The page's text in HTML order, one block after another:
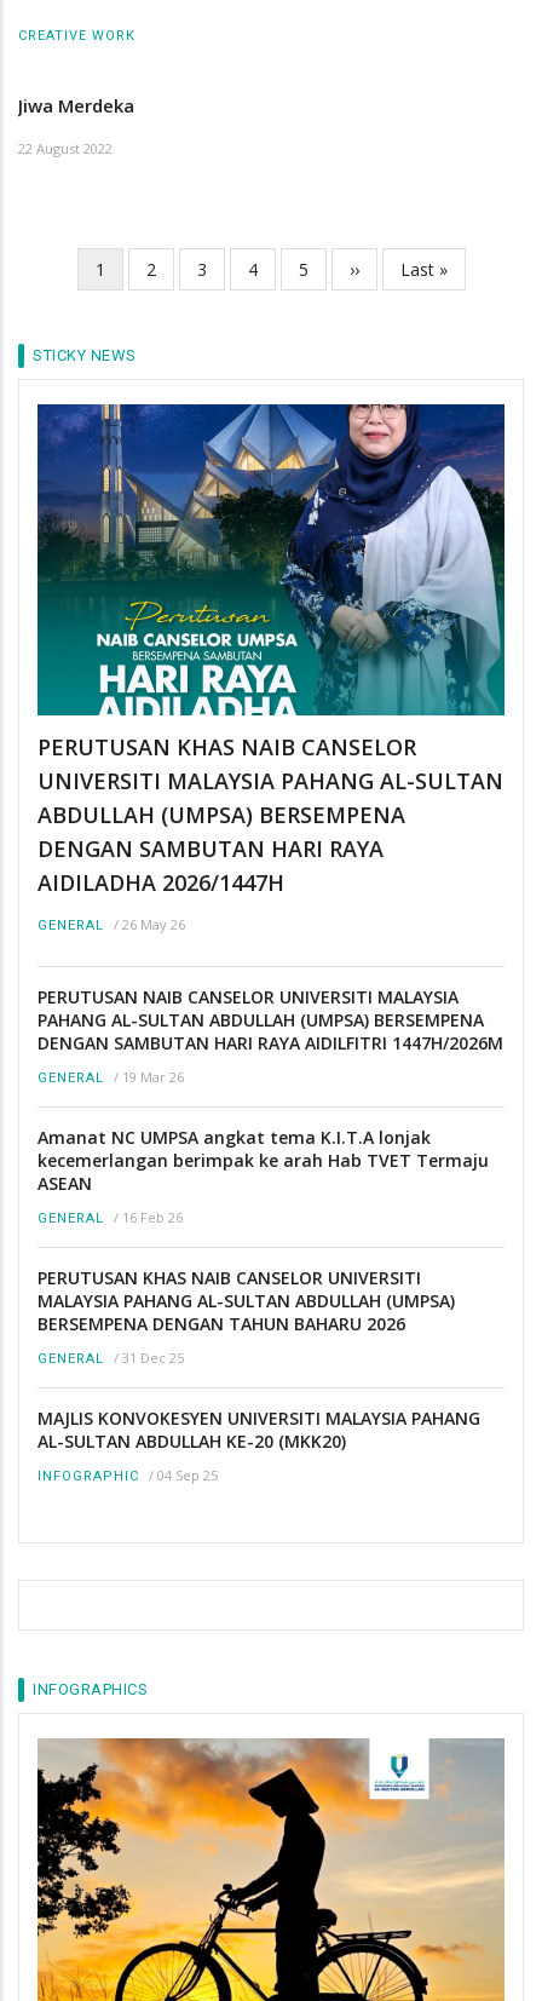
CREATIVE WORK
Jiwa Merdeka
22 August 2022
PaginationCurrent
page
1 Page
2 Page
3 Page
4 Page
5
Next
page
››
Last
page
Last »
STICKY NEWS
PERUTUSAN KHAS NAIB CANSELOR
UNIVERSITI MALAYSIA PAHANG AL-SULTAN
ABDULLAH (UMPSA) BERSEMPENA
DENGAN SAMBUTAN HARI RAYA
AIDILADHA 2026/1447H
GENERAL / 26 May 26
PERUTUSAN NAIB CANSELOR UNIVERSITI MALAYSIA
PAHANG AL-SULTAN ABDULLAH (UMPSA) BERSEMPENA
DENGAN SAMBUTAN HARI RAYA AIDILFITRI 1447H/2026M
GENERAL / 19 Mar 26
Amanat NC UMPSA angkat tema K.I.T.A lonjak
kecemerlangan berimpak ke arah Hab TVET Termaju
ASEAN
GENERAL / 16 Feb 26
PERUTUSAN KHAS NAIB CANSELOR UNIVERSITI
MALAYSIA PAHANG AL-SULTAN ABDULLAH (UMPSA)
BERSEMPENA DENGAN TAHUN BAHARU 2026
GENERAL / 31 Dec 25
MAJLIS KONVOKESYEN UNIVERSITI MALAYSIA PAHANG
AL-SULTAN ABDULLAH KE-20 (MKK20)
INFOGRAPHIC / 04 Sep 25
INFOGRAPHICS